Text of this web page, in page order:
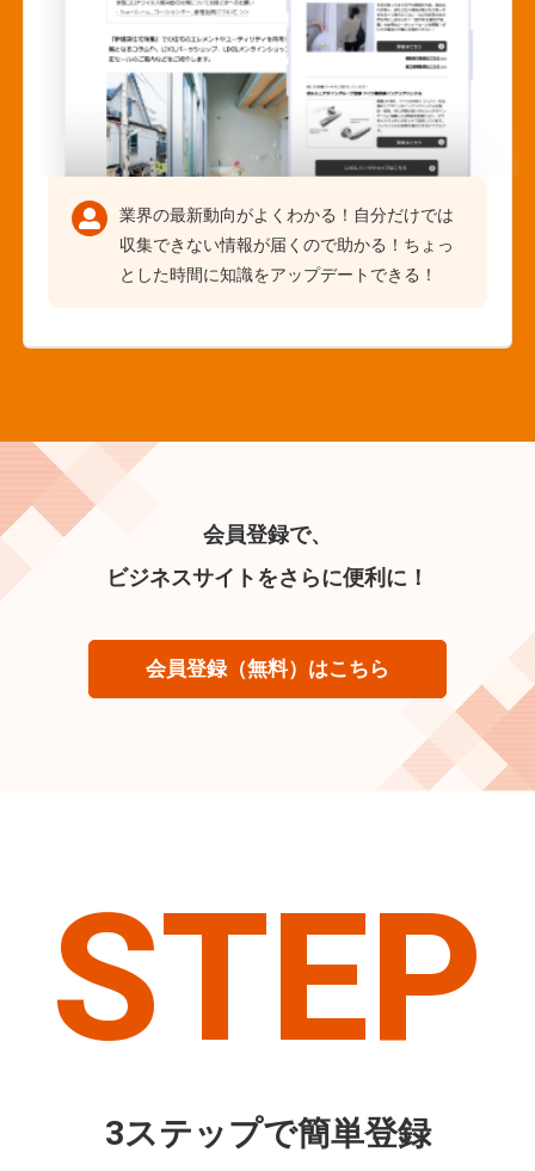
業界の最新動向がよくわかる！自分だけでは
収集できない情報が届くので助かる！ちょっ
とした時間に知識をアップデートできる！
会員登録で、
ビジネスサイトをさらに便利に！
会員登録（無料）はこちら
STEP
3ステップで簡単登録